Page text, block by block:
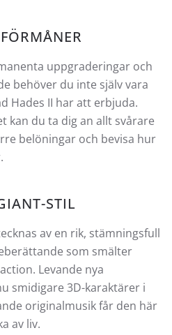
uppgraderingar och
behöver du inte själv vara
Hades II har att erbjuda.
kan du ta dig an allt svårare
belöningar och bevisa hur
STIL
av en rik, stämningsfull
som smälter
Levande nya
smidigare 3D-karaktärer i
originalmusik får den här
av liv.